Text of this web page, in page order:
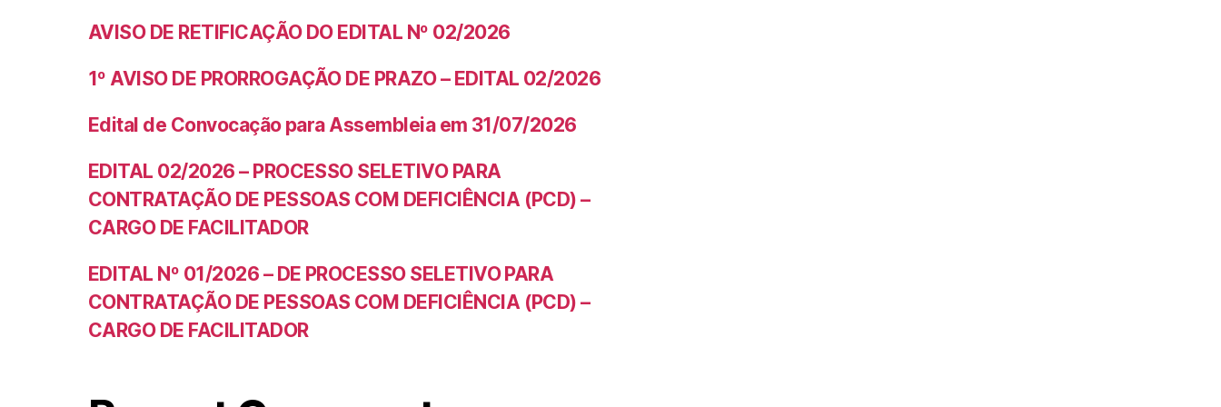
AVISO DE RETIFICAÇÃO DO EDITAL Nº 02/2026
1º AVISO DE PRORROGAÇÃO DE PRAZO – EDITAL 02/2026
Edital de Convocação para Assembleia em 31/07/2026
EDITAL 02/2026 – PROCESSO SELETIVO PARA
CONTRATAÇÃO DE PESSOAS COM DEFICIÊNCIA (PCD) –
CARGO DE FACILITADOR
EDITAL Nº 01/2026 – DE PROCESSO SELETIVO PARA
CONTRATAÇÃO DE PESSOAS COM DEFICIÊNCIA (PCD) –
CARGO DE FACILITADOR